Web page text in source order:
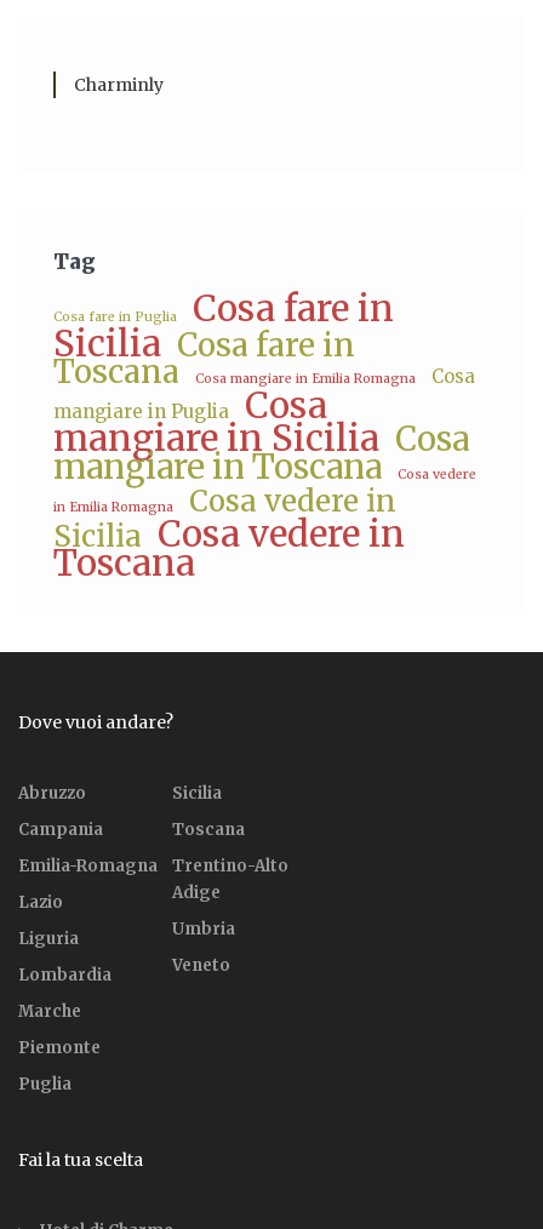
Charminly
Tag
Cosa fare in Puglia Cosa fare in
Sicilia Cosa fare in
Toscana Cosa mangiare in Emilia Romagna
Cosa
mangiare in Puglia
Cosa
mangiare in Sicilia Cosa
mangiare in Toscana Cosa vedere
in Emilia Romagna
Cosa vedere in
Sicilia Cosa vedere in
Toscana
Dove vuoi andare?
Abruzzo
Campania
Emilia-Romagna
Lazio
Liguria
Lombardia
Marche
Piemonte
Puglia
Sicilia
Toscana
Trentino-Alto
Adige
Umbria
Veneto
Fai la tua scelta